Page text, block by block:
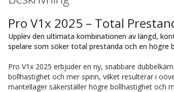
Pro V1x 2025 – Total
Upplev den ultimata kombinationen av längd,
spelare som söker total prestanda och en högre
Pro V1x 2025 erbjuder en ny, snabbare
bollhastighet och mer spinn, vilket resulterar i
mantellager säkerställer högre bollhastighet och